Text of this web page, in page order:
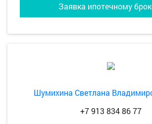
Заявка ипотечному
Шумихина Светлана
+7 913 834 86 77